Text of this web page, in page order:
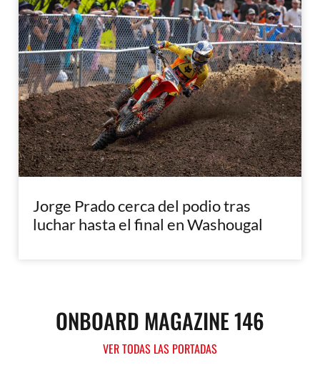
Jorge Prado cerca del podio tras
luchar hasta el final en Washougal
ONBOARD MAGAZINE 146
VER TODAS LAS PORTADAS